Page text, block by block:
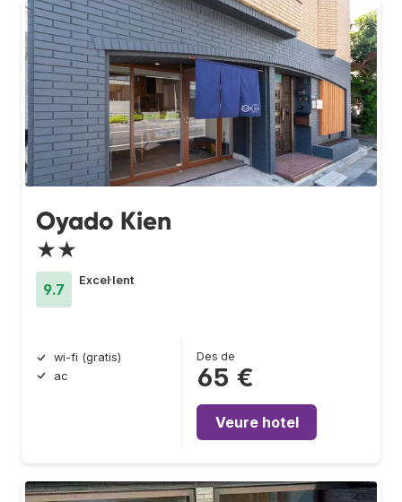
Oyado Kien
★★
9.7
Excel·lent
wi-fi (gratis)
ac
Des de
65 €
Veure hotel